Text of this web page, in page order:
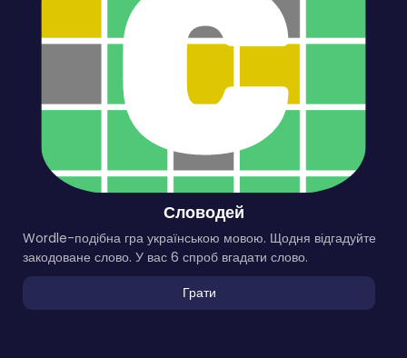
Словодей
Wordle-подібна гра українською мовою. Щодня відгадуйте
закодоване слово. У вас 6 спроб вгадати слово.
Грати